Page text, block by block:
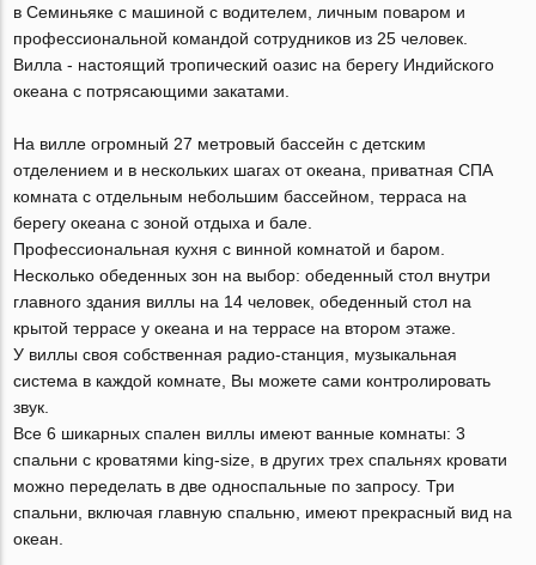
в Семиньяке с машиной с водителем, личным поваром и
профессиональной командой сотрудников из 25 человек.
Вилла - настоящий тропический оазис на берегу Индийского
океана с потрясающими закатами.
На вилле огромный 27 метровый бассейн с детским
отделением и в нескольких шагах от океана, приватная СПА
комната с отдельным небольшим бассейном, терраса на
берегу океана с зоной отдыха и бале.
Профессиональная кухня с винной комнатой и баром.
Несколько обеденных зон на выбор: обеденный стол внутри
главного здания виллы на 14 человек, обеденный стол на
крытой террасе у океана и на террасе на втором этаже.
У виллы своя собственная радио-станция, музыкальная
система в каждой комнате, Вы можете сами контролировать
звук.
Все 6 шикарных спален виллы имеют ванные комнаты: 3
спальни с кроватями king-size, в других трех спальнях кровати
можно переделать в две односпальные по запросу. Три
спальни, включая главную спальню, имеют прекрасный вид на
океан.